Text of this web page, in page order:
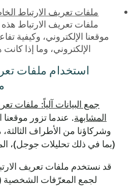
ملفات تعريف الارتباط
ملفات تعريف الارتباط
موقعنا الإلكتروني، وكيفية
الإلكتروني، وما إذا
استخدام ملفات
جمع البيانات آلياً: ملفات
المشابهة. عندما تزور موقعنا
وشركاؤنا من الأطراف
(بما في ذلك تحليلات جوجل)،
قد نستخدم ملفات تعريف
لجمع المعرّفات الشخصية